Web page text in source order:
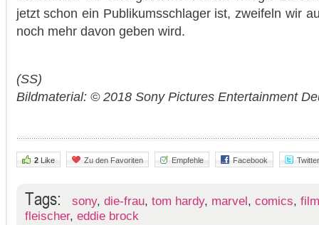
jetzt schon ein Publikumsschlager ist, zweifeln wir
noch mehr davon geben wird.
(SS)
Bildmaterial: © 2018 Sony Pictures Entertainment
2Like Zu den Favoriten Empfehle Facebook Twitter
Tags: sony, die-frau, tom hardy, marvel, comics, film
fleischer, eddie brock